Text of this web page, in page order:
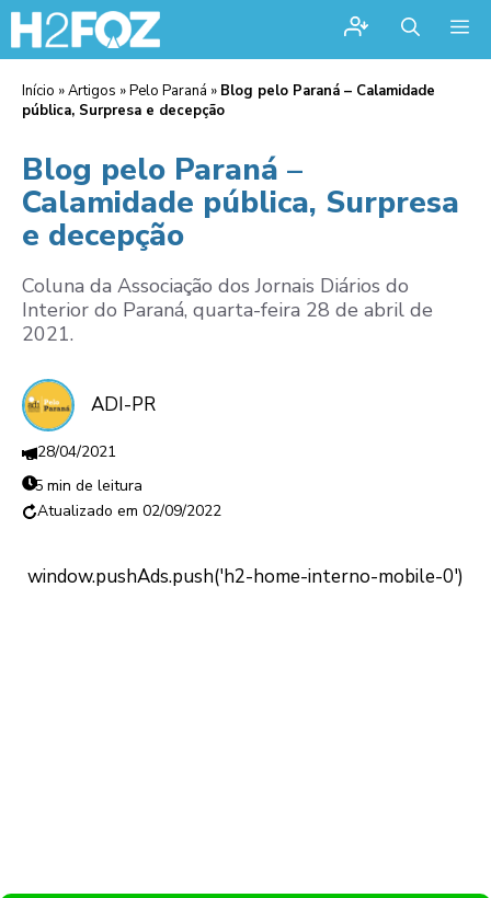
Início »Artigos »Pelo Paraná » Blog pelo Paraná – Calamidade
pública, Surpresa e decepção
Blog pelo Paraná –
Calamidade pública, Surpresa
e decepção
Coluna da Associação dos Jornais Diários do
Interior do Paraná, quarta-feira 28 de abril de
2021.
ADI-PR
28/04/2021
5 min de leitura
02/09/2022